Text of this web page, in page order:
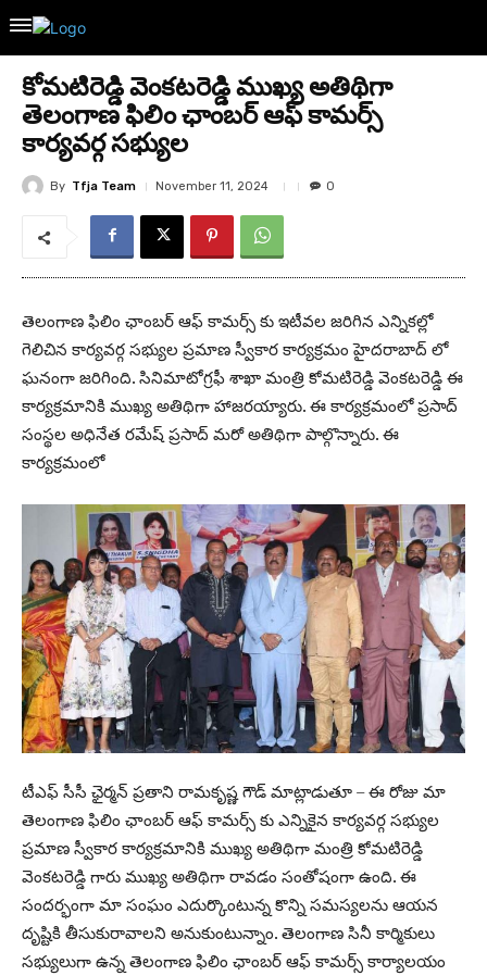
కోమటిరెడ్డి వెంకటరెడ్డి ముఖ్య అతిథిగా
తెలంగాణ ఫిలిం ఛాంబర్ ఆఫ్ కామర్స్
కార్యవర్గ సభ్యుల
By Tfja Team November 11, 2024 0
తెలంగాణ ఫిలిం ఛాంబర్ ఆఫ్ కామర్స్ కు ఇటీవల జరిగిన ఎన్నికల్లో
గెలిచిన కార్యవర్గ సభ్యుల ప్రమాణ స్వీకార కార్యక్రమం హైదరాబాద్ లో
ఘనంగా జరిగింది. సినిమాటోగ్రఫీ శాఖా మంత్రి కోమటిరెడ్డి వెంకటరెడ్డి ఈ
కార్యక్రమానికి ముఖ్య అతిథిగా హాజరయ్యారు. ఈ కార్యక్రమంలో ప్రసాద్
సంస్థల అధినేత రమేష్ ప్రసాద్ మరో అతిథిగా పాల్గొన్నారు. ఈ
కార్యక్రమంలో
టీఎఫ్ సీసీ ఛైర్మన్ ప్రతాని రామకృష్ణ గౌడ్ మాట్లాడుతూ – ఈ రోజు మా
తెలంగాణ ఫిలిం ఛాంబర్ ఆఫ్ కామర్స్ కు ఎన్నికైన కార్యవర్గ సభ్యుల
ప్రమాణ స్వీకార కార్యక్రమానికి ముఖ్య అతిథిగా మంత్రి కోమటిరెడ్డి
వెంకటరెడ్డి గారు ముఖ్య అతిథిగా రావడం సంతోషంగా ఉంది. ఈ
సందర్భంగా మా సంఘం ఎదుర్కొంటున్న కొన్ని సమస్యలను ఆయన
దృష్టికి తీసుకురావాలని అనుకుంటున్నాం. తెలంగాణ సినీ కార్మికులు
సభ్యులుగా ఉన్న తెలంగాణ ఫిలిం ఛాంబర్ ఆఫ్ కామర్స్ కార్యాలయం